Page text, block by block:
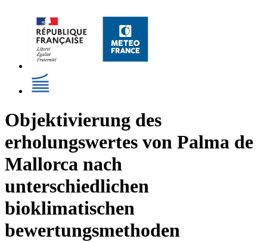
Objektivierung des
erholungswertes von Palma de
Mallorca nach
unterschiedlichen
bioklimatischen
bewertungsmethoden